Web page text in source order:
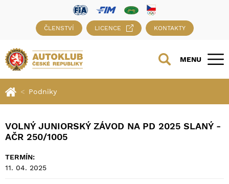
ČLENSTVÍ LICENCE KONTAKTY
MENU
Podniky
VOLNÝ JUNIORSKÝ ZÁVOD NA PD 2025 SLANÝ -
AČR 250/1005
TERMÍN:
11. 04. 2025